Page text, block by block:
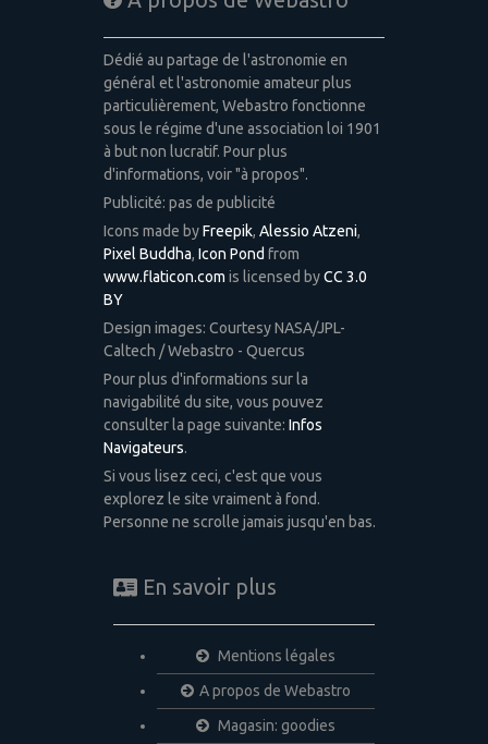
Dédié au partage de l'astronomie en
général et l'astronomie amateur plus
particulièrement, Webastro fonctionne
sous le régime d'une association loi 1901
à but non lucratif. Pour plus
d'informations, voir "à propos".
Publicité: pas de publicité
Icons made byFreepik, Alessio Atzeni,
Pixel Buddha, Icon Pond from
www.flaticon.com is licensed byCC 3.0
BY
Design images: Courtesy NASA/JPL-
Caltech / Webastro - Quercus
Pour plus d'informations sur la
navigabilité du site, vous pouvez
consulter la page suivante: Infos
Navigateurs.
Si vous lisez ceci, c'est que vous
explorez le site vraiment à fond.
Personne ne scrolle jamais jusqu'en bas.
En savoir plus
Mentions légales
A propos de Webastro
Magasin: goodies